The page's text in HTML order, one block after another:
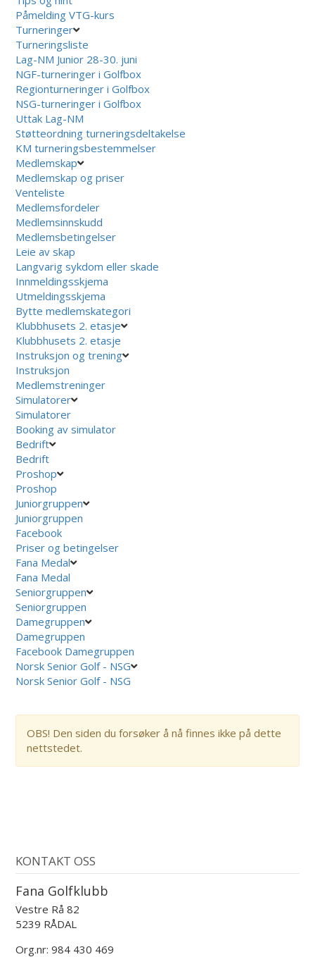
Påmelding VTG-kurs
Turneringer
Turneringsliste
Lag-NM Junior 28-30. juni
NGF-turneringer i Golfbox
Regionturneringer i Golfbox
NSG-turneringer i Golfbox
Uttak Lag-NM
Støtteordning turneringsdeltakelse
KM turneringsbestemmelser
Medlemskap
Medlemskap og priser
Venteliste
Medlemsfordeler
Medlemsinnskudd
Medlemsbetingelser
Leie av skap
Langvarig sykdom eller skade
Innmeldingsskjema
Utmeldingsskjema
Bytte medlemskategori
Klubbhusets 2. etasje
Klubbhusets 2. etasje
Instruksjon og trening
Instruksjon
Medlemstreninger
Simulatorer
Simulatorer
Booking av simulator
Bedrift
Bedrift
Proshop
Proshop
Juniorgruppen
Juniorgruppen
Facebook
Priser og betingelser
Fana Medal
Fana Medal
Seniorgruppen
Seniorgruppen
Damegruppen
Damegruppen
Facebook Damegruppen
Norsk Senior Golf - NSG
Norsk Senior Golf - NSG
OBS! Den siden du forsøker å nå finnes ikke på dette
nettstedet.
KONTAKT OSS
Fana Golfklubb
Vestre Rå 82
5239 RÅDAL
Org.nr: 984 430 469